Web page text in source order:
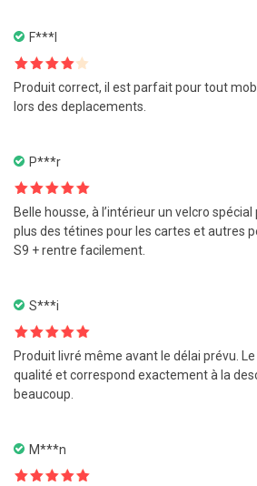
F***l
Note
4
sur 5
Produit correct, il est parfait pour tout
lors des deplacements.
P***r
Note 5
5
Belle housse, à l’intérieur un velcro
plus des tétines pour les cartes et autres
S9 + rentre facilement.
S***i
Note 5sur
5Produit livré même avant le délai prévu.
qualité et correspond exactement à la
beaucoup.
M***n